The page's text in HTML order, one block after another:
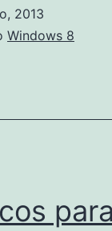
2013
Windows 8
para